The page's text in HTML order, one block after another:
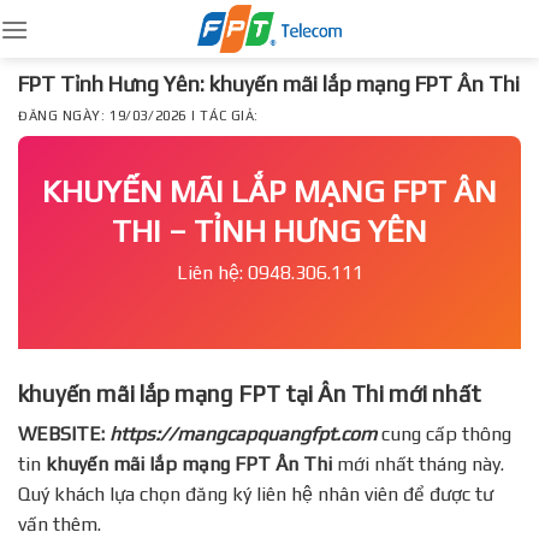
to
content
FPT Tỉnh Hưng Yên: khuyến mãi lắp mạng FPT Ân Thi
ĐĂNG NGÀY: 19/03/2026 | TÁC GIẢ:
KHUYẾN MÃI LẮP MẠNG FPT ÂN
THI – TỈNH HƯNG YÊN
Liên hệ: 0948.306.111
khuyến mãi lắp mạng FPT tại Ân Thi mới nhất
WEBSITE: https://mangcapquangfpt.comcung cấp thông
tin khuyến mãi lắp mạng FPT Ân Thi mới nhất tháng này.
Quý khách lựa chọn đăng ký liên hệ nhân viên để được tư
vấn thêm.